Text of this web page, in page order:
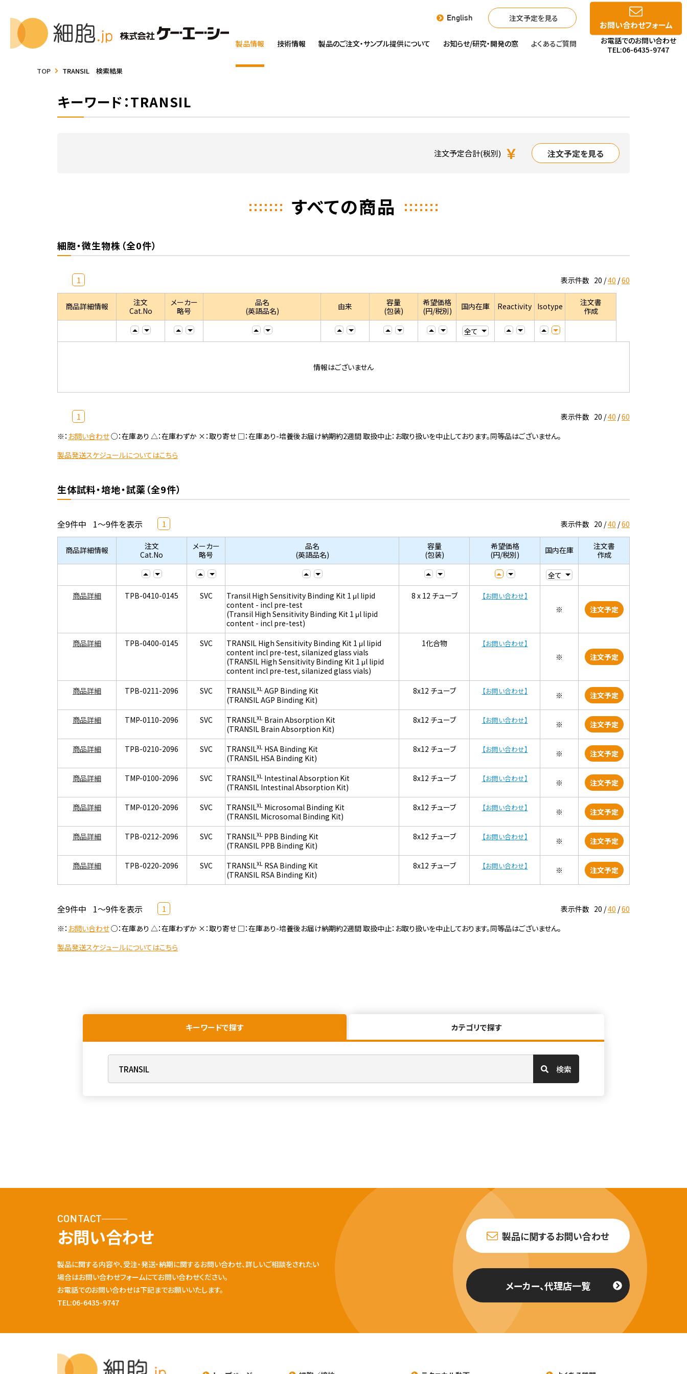
English 注文予定を見る
製品情報 技術情報 製品のご注文・サンプル提供について お知らせ/研究・開発の窓 よくあるご質問
お問い合わせフォーム
お電話でのお問い合わせ
TEL:06-6435-9747
TOP TRANSIL 検索結果
キーワード：TRANSIL
注文予定合計(税別) ￥ 注文予定を見る
すべての商品
細胞・微生物株（全0件）
1 表示件数 20 40 60
商品詳細情報
注文
Cat.No
メーカー
略号
品名
(英語品名)
由来
容量
(包装)
希望価格
(円/税別)
国内在庫 Reactivity Isotype
注文書
作成
情報はございません
1 表示件数 20 40 60
※： お問い合わせ○：在庫あり △：在庫わずか ×：取り寄せ □：在庫あり-培養後お届け納期約2週間 取扱中止：お取り扱いを中止しております。同等品はございません。
製品発送スケジュールについてはこちら
生体試料・培地・試薬（全9件）
全9件中 1～9件を表示 1 表示件数 20 40 60
商品詳細情報
注文
Cat.No
メーカー
略号
品名
(英語品名)
容量
(包装)
希望価格
(円/税別)
国内在庫
注文書
作成
商品詳細 TPB-0410-0145 SVC
Transil High Sensitivity Binding Kit 1 μl lipid
content - incl pre-test
(Transil High Sensitivity Binding Kit 1 μl lipid
content - incl pre-test)
8 x 12 チューブ 【お問い合わせ】
※ 注文予定
商品詳細 TPB-0400-0145 SVC
TRANSIL High Sensitivity Binding Kit 1 μl lipid
content incl pre-test, silanized glass vials
(TRANSIL High Sensitivity Binding Kit 1 μl lipid
content incl pre-test, silanized glass vials)
1化合物 【お問い合わせ】
※ 注文予定
商品詳細 TPB-0211-2096 SVC TRANSILXL AGP Binding Kit
(TRANSIL AGP Binding Kit)
8x12 チューブ 【お問い合わせ】 ※ 注文予定
商品詳細 TMP-0110-2096 SVC TRANSILXL Brain Absorption Kit
(TRANSIL Brain Absorption Kit)
8x12 チューブ 【お問い合わせ】 ※ 注文予定
商品詳細 TPB-0210-2096 SVC TRANSILXL HSA Binding Kit
(TRANSIL HSA Binding Kit)
8x12 チューブ 【お問い合わせ】 ※ 注文予定
商品詳細 TMP-0100-2096 SVC TRANSILXL Intestinal Absorption Kit
(TRANSIL Intestinal Absorption Kit)
8x12 チューブ 【お問い合わせ】 ※ 注文予定
商品詳細 TMP-0120-2096 SVC TRANSILXL Microsomal Binding Kit
(TRANSIL Microsomal Binding Kit)
8x12 チューブ 【お問い合わせ】 ※ 注文予定
商品詳細 TPB-0212-2096 SVC TRANSILXL PPB Binding Kit
(TRANSIL PPB Binding Kit)
8x12 チューブ 【お問い合わせ】 ※ 注文予定
商品詳細 TPB-0220-2096 SVC TRANSILXL RSA Binding Kit
(TRANSIL RSA Binding Kit)
8x12 チューブ 【お問い合わせ】 ※ 注文予定
全9件中 1～9件を表示 1 表示件数 20 40 60
※： お問い合わせ○：在庫あり △：在庫わずか ×：取り寄せ □：在庫あり-培養後お届け納期約2週間 取扱中止：お取り扱いを中止しております。同等品はございません。
製品発送スケジュールについてはこちら
キーワードで探す カテゴリで探す
検索
CONTACT
お問い合わせ
製品に関する内容や、受注・発送・納期に関するお問い合わせ、詳しいご相談をされたい
場合はお問い合わせフォームにてお問い合わせください。
お電話でのお問い合わせは下記までお願いいたします。
TEL:06-6435-9747
製品に関するお問い合わせ
メーカー、代理店一覧